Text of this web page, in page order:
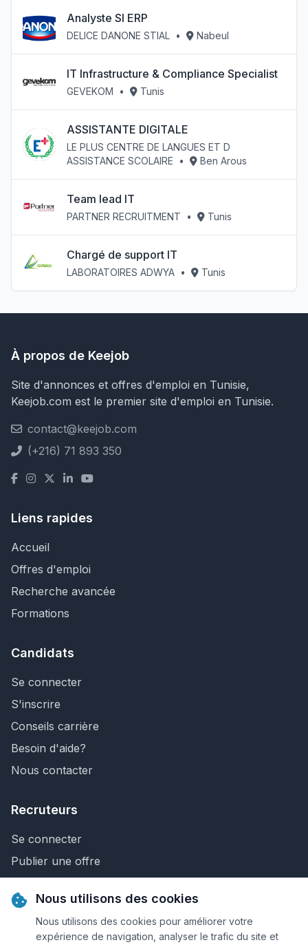
Analyste SI ERP
DELICE DANONE STIAL • Nabeul
IT Infrastructure & Compliance Specialist
GEVEKOM • Tunis
ASSISTANTE DIGITALE
LE PLUS CENTRE DE LANGUES ET D
ASSISTANCE SCOLAIRE
• Ben Arous
Team lead IT
PARTNER RECRUITMENT • Tunis
Chargé de support IT
LABORATOIRES ADWYA • Tunis
À propos de Keejob
Site d'annonces et offres d'emploi en Tunisie,
Keejob.com est le premier site d'emploi en Tunisie.
contact@keejob.com
(+216) 71 893 350
Liens rapides
Accueil
Offres d'emploi
Recherche avancée
Formations
Candidats
Se connecter
S'inscrire
Conseils carrière
Besoin d'aide?
Nous contacter
Recruteurs
Se connecter
Publier une offre
Nous contacter
Nous utilisons des cookies
Nous utilisons des cookies pour améliorer votre
expérience de navigation, analyser le trafic du site et